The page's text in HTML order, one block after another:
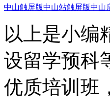
中山触屏版中山站触屏版中山
以上是小编
设留学预科
优质培训班